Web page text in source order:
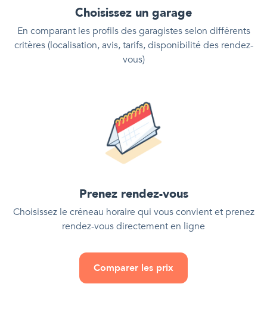
Choisissez un garage
En comparant les profils des garagistes selon différents
critères (localisation, avis, tarifs, disponibilité des rendez-
vous)
Prenez rendez-vous
Choisissez le créneau horaire qui vous convient et prenez
rendez-vous directement en ligne
Comparer les prix